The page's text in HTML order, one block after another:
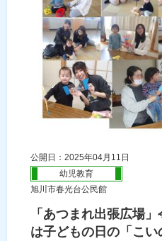
公開日：2025年04月11日
幼児教育
旭川市春光台公民館
「あつまれ出張広場
は子どもの日の「こ